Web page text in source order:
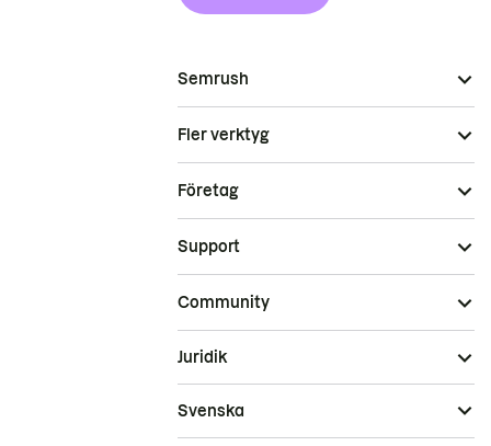
Semrush
Fler verktyg
Företag
Support
Community
Juridik
Svenska